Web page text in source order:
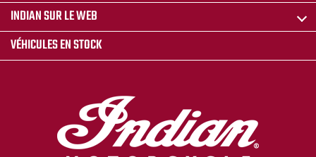
INDIAN SUR LE WEB
VÉHICULES EN STOCK